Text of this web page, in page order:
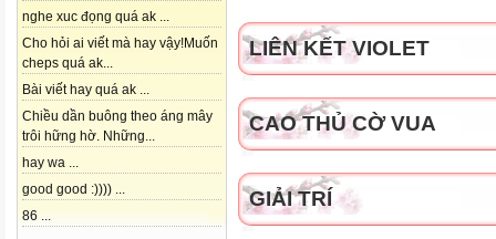
nghe xuc đọng quá ak ...
Cho hỏi ai viết mà hay vậy!Muốn
cheps quá ak...
Bài viết hay quá ak ...
Chiều dần buông theo áng mây
trôi hững hờ. Những...
hay wa ...
good good :)))) ...
86 ...
LIÊN KẾT VIOLET
CAO THỦ CỜ VUA
GIẢI TRÍ